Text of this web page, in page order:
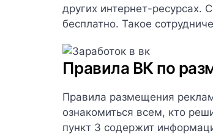
других интернет-
бесплатно. Такое
Правила ВК по
Правила размещения
ознакомиться всем, кто
пункт 3 содержит